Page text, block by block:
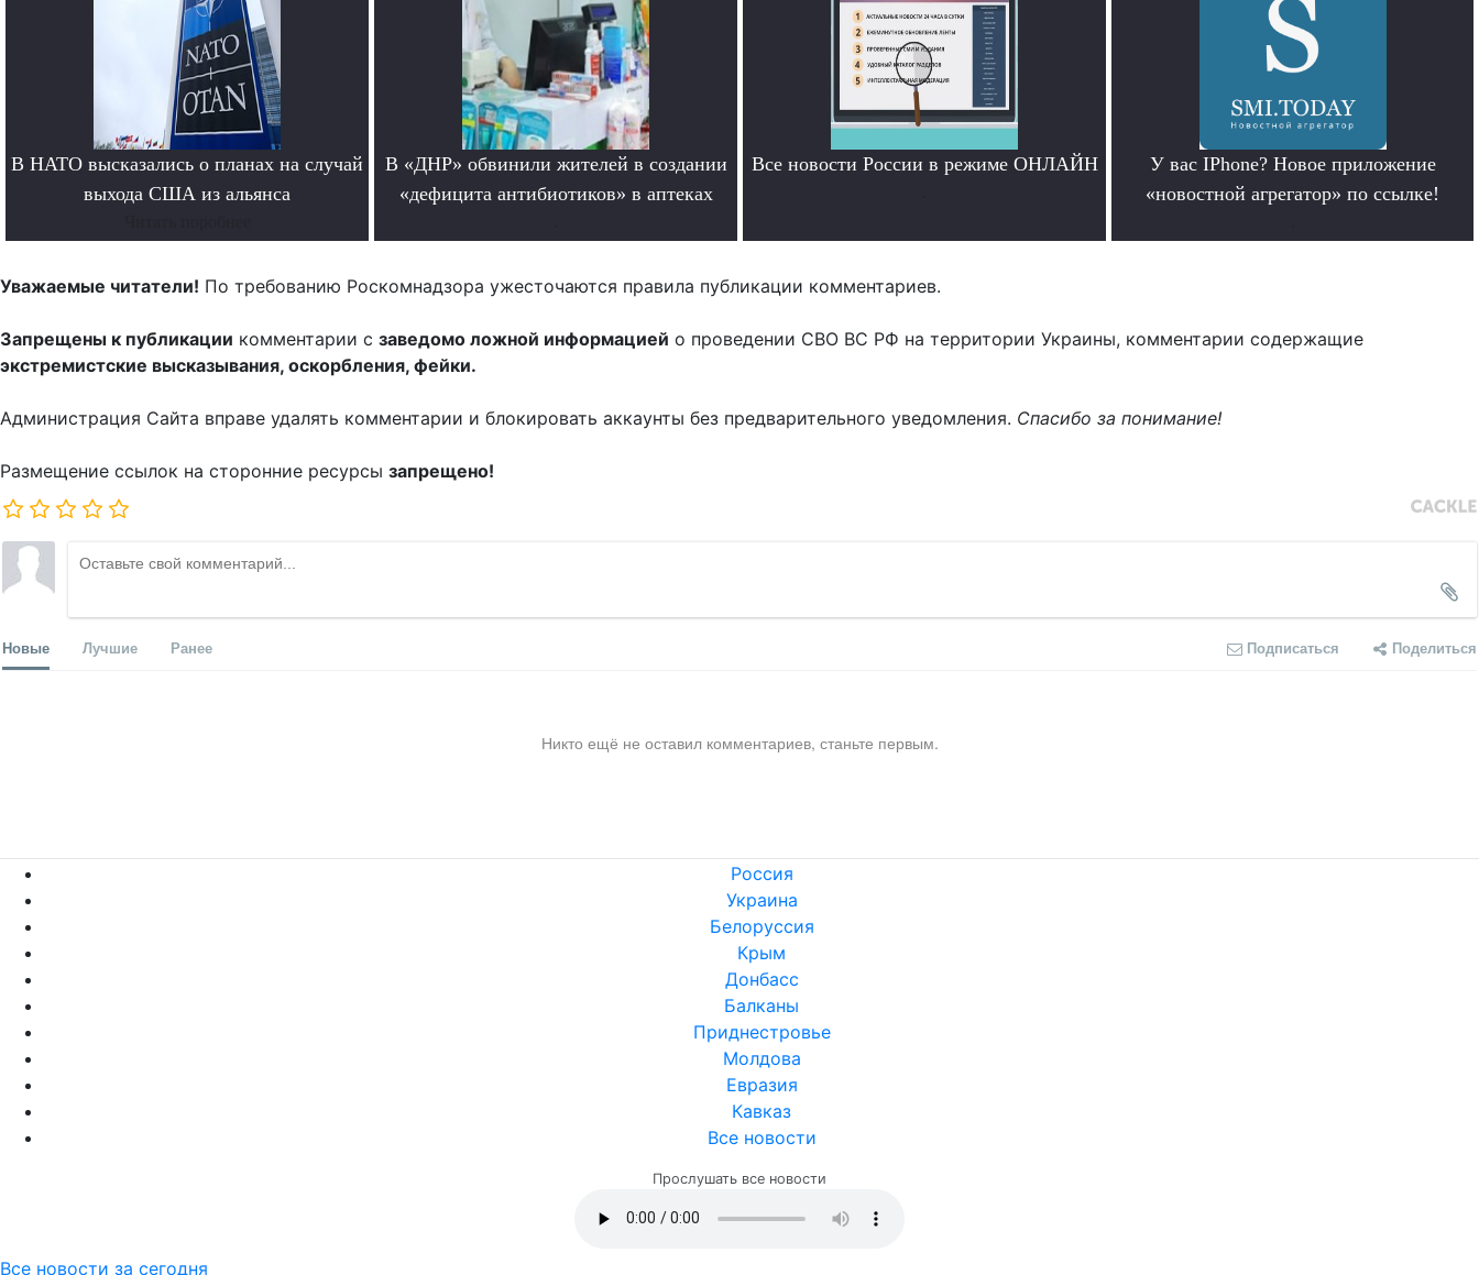
В НАТО высказались о планах на случай
выхода США из альянса
В «ДНР» обвинили жителей в создании
«дефицита антибиотиков» в аптеках
Все новости России в режиме ОНЛАЙН
У вас IPhone? Новое приложение
«новостной агрегатор» по ссылке!
Уважаемые читатели! По требованию Роскомнадзора ужесточаются правила публикации комментариев.
Запрещены к публикации комментарии с заведомо ложной информацией о проведении СВО ВС РФ на территории Украины, комментарии содержащие
экстремистские высказывания, оскорбления, фейки.
Администрация Сайта вправе удалять комментарии и блокировать аккаунты без предварительного уведомления. Спасибо за понимание!
Размещение ссылок на сторонние ресурсы запрещено!
Новые Лучшие Ранее Подписаться Поделиться
Никто ещё не оставил комментариев, станьте первым.
Россия
Украина
Белоруссия
Крым
Донбасс
Балканы
Приднестровье
Молдова
Евразия
Кавказ
Все новости
Прослушать все новости
Все новости за сегодня